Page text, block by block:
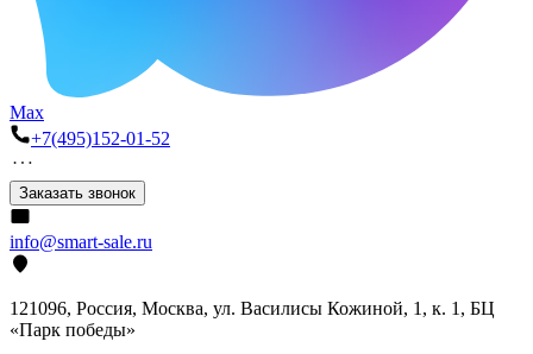
Max
+7(495)152-01-52
Заказать звонок
info@smart-sale.ru
121096, Россия, Москва, ул. Василисы Кожиной, 1, к. 1, БЦ
«Парк победы»